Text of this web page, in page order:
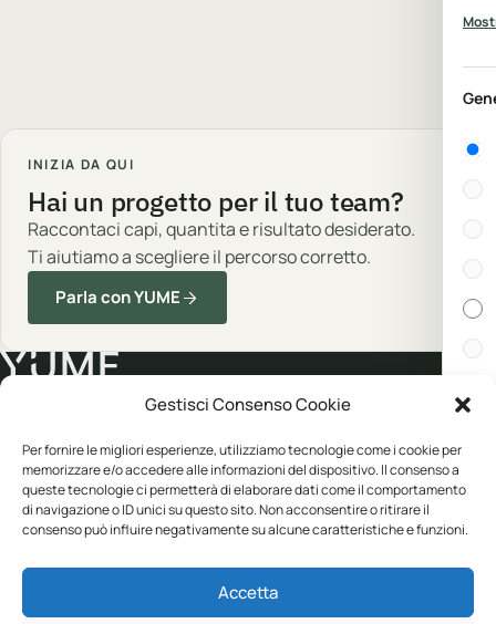
Gestisci Consenso Cookie
Per fornire le migliori esperienze, utilizziamo tecnologie come i cookie per
memorizzare e/o accedere alle informazioni del dispositivo. Il consenso a
queste tecnologie ci permetterà di elaborare dati come il comportamento
di navigazione o ID unici su questo sito. Non acconsentire o ritirare il
consenso può influire negativamente su alcune caratteristiche e funzioni.
Accetta
In
INIZIA DA QUI
Hai un progetto per il tuo team?
Raccontaci capi, quantita e risultato desiderato.
Ti aiutiamo a scegliere il percorso corretto.
Parla con YUME
Abbigliamento professionale, neutro o
personalizzato.
Personalizzazione